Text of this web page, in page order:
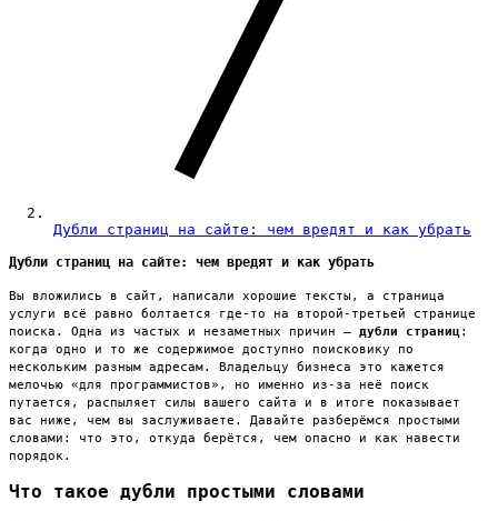
Дубли страниц на сайте: чем вредят и как убрать
Дубли страниц на сайте: чем вредят и как убрать
Вы вложились в сайт, написали хорошие тексты, а страница
услуги всё равно болтается где-то на второй-третьей странице
поиска. Одна из частых и незаметных причин — дубли страниц :
когда одно и то же содержимое доступно поисковику по
нескольким разным адресам. Владельцу бизнеса это кажется
мелочью «для программистов», но именно из-за неё поиск
путается, распыляет силы вашего сайта и в итоге показывает
вас ниже, чем вы заслуживаете. Давайте разберёмся простыми
словами: что это, откуда берётся, чем опасно и как навести
порядок.
Что такое дубли простыми словами